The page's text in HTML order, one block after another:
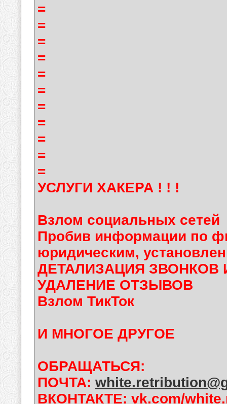
=
=
=
=
=
=
=
=
=
=
=
УСЛУГИ ХАКЕРА ! ! !
Взлом социальных сетей
Пробив информации по
юридическим,
ДЕТАЛИЗАЦИЯ ЗВОНКОВ
УДАЛЕНИЕ ОТЗЫВОВ
Взлом ТикТок
И МНОГОЕ ДРУГОЕ
ОБРАЩАТЬСЯ:
ПОЧТА:
ВКОНТАКТЕ: vk.com/